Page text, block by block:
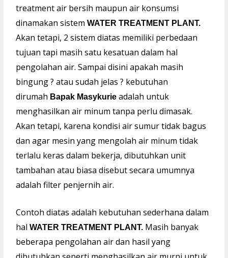
treatment air bersih maupun air konsumsi
dinamakan sistemWATER TREATMENT PLANT.
Akan tetapi, 2 sistem diatas memiliki perbedaan
tujuan tapi masih satu kesatuan dalam hal
pengolahan air. Sampai disini apakah masih
bingung ? atau sudah jelas ? kebutuhan
dirumah Bapak Masykurieadalah untuk
menghasilkan air minum tanpa perlu dimasak.
Akan tetapi, karena kondisi air sumur tidak bagus
dan agar mesin yang mengolah air minum tidak
terlalu keras dalam bekerja, dibutuhkan unit
tambahan atau biasa disebut secara umumnya
adalah filter penjernih air.
Contoh diatas adalah kebutuhan sederhana dalam
halWATER TREATMENT PLANT. Masih banyak
beberapa pengolahan air dan hasil yang